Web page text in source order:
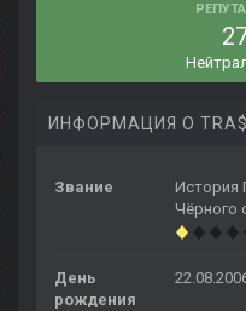
ИНФОРМАЦИЯ О
Звание
История
Чёрного
День
рождения